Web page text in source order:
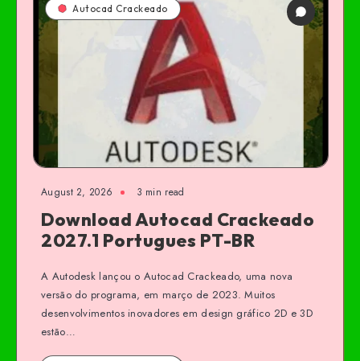
Autocad Crackeado
August 2, 2026 3 min read
Download Autocad Crackeado
2027.1 Portugues PT-BR
A Autodesk lançou o Autocad Crackeado, uma nova
versão do programa, em março de 2023. Muitos
desenvolvimentos inovadores em design gráfico 2D e 3D
estão…